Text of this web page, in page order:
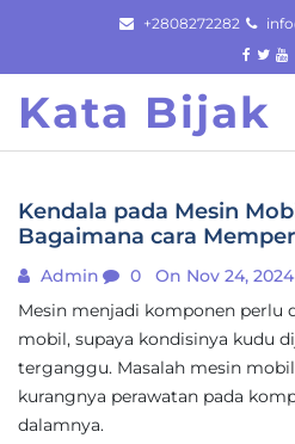
content
+2808272282
Kata Bijak
Kendala pada Mesin
Bagaimana cara
Admin 0
On Nov 24, 2024
Mesin menjadi komponen perlu
mobil, supaya kondisinya kudu
terganggu. Masalah mesin
kurangnya perawatan pada
dalamnya.